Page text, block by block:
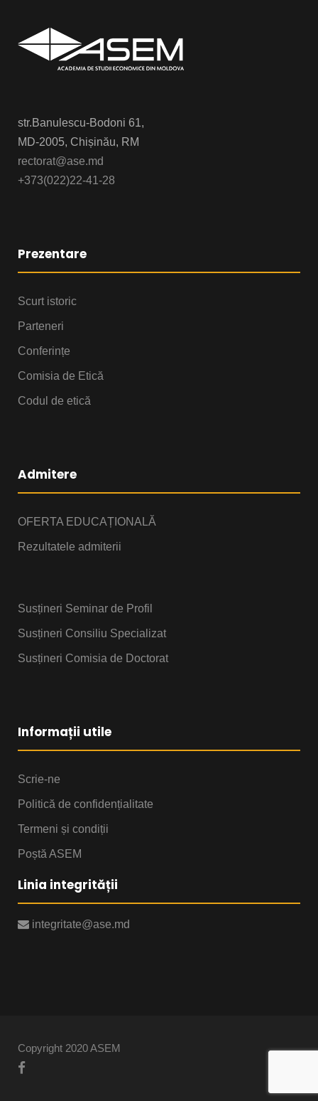
str.Banulescu-Bodoni 61,
MD-2005, Chișinău, RM
rectorat@ase.md
+373(022)22-41-28
Prezentare
Scurt istoric
Parteneri
Conferințe
Comisia de Etică
Codul de etică
Admitere
OFERTA EDUCAȚIONALĂ
Rezultatele admiterii
Susțineri Seminar de Profil
Susțineri Consiliu Specializat
Susțineri Comisia de Doctorat
Informații utile
Scrie-ne
Politică de confidențialitate
Termeni și condiții
Poștă ASEM
Linia integrității
integritate@ase.md
Copyright 2020 ASEM